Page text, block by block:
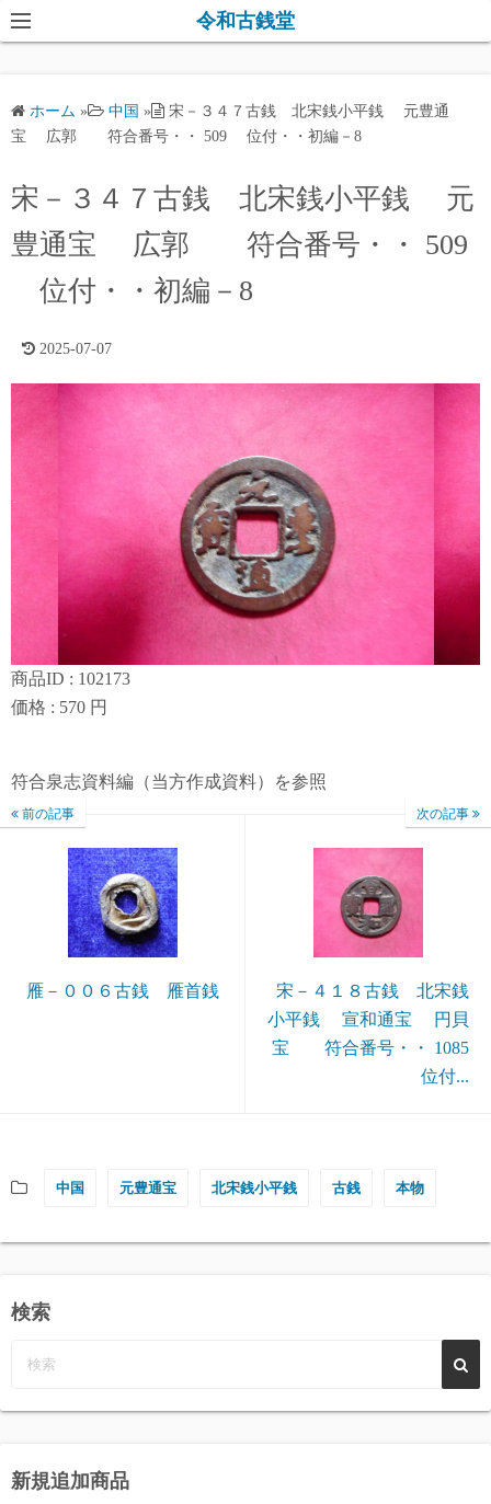
コ
ン
ツ
ス
キ
ッ
令和古銭堂
ホーム » 中国 »
宋－３４７古銭 北宋銭小平銭 元豊通
宝 広郭 符合番号・・ 509 位付・・初編－8
宋－３４７古銭 北宋銭小平銭 元
豊通宝 広郭 符合番号・・ 509
位付・・初編－8
2025-07-07
商品ID : 102173
価格 : 570 円
符合泉志資料編（当方作成資料）を参照
前の記事
雁－００６古銭 雁首銭
次の記事
宋－４１８古銭 北宋銭
小平銭 宣和通宝 円貝
宝 符合番号・・ 1085
位付...
中国 元豊通宝 北宋銭小平銭 古銭 本物
検索
新規追加商品